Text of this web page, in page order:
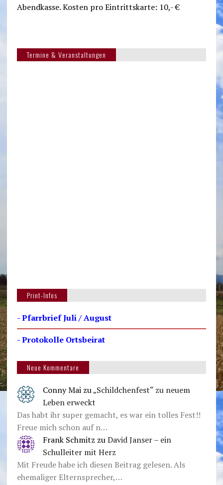
Abendkasse. Kosten pro Eintrittskarte: 10,- €
Termine & Veranstaltungen
Print-Infos
- Pfarrbrief Juli / August
- Protokolle Ortsbeirat
Neue Kommentare
Conny Mai zu„Schildchenfest“ zu neuem
Leben erweckt
Das habt ihr super gemacht, es war ein tolles Fest!!
Freue mich schon auf n…
Frank Schmitz zu David Janser – ein
Schulleiter mit Herz
Mit Freude habe ich diesen Beitrag gelesen. Als
ehemaliger Elternsprecher,…